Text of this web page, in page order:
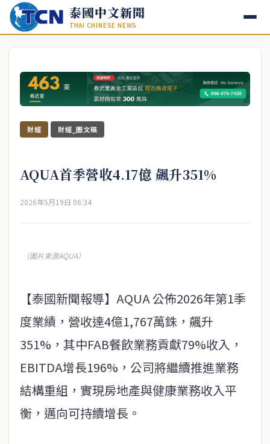
泰國中文新聞
THAI CHINESE NEWS
財經 財經_圖文稿
AQUA首季營收4.17億 飆升351%
2026年5月19日 06:34
（圖片來源AQUA）
【泰國新聞報導】AQUA 公佈2026年第1季
度業績，營收達4億1,767萬銖，飆升
351%，其中FAB餐飲業務貢獻79%收入，
EBITDA增長196%，公司將繼續推進業務
結構重組，實現房地產與健康業務收入平
衡，邁向可持續增長。